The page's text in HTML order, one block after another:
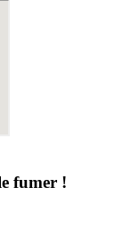
fumer !